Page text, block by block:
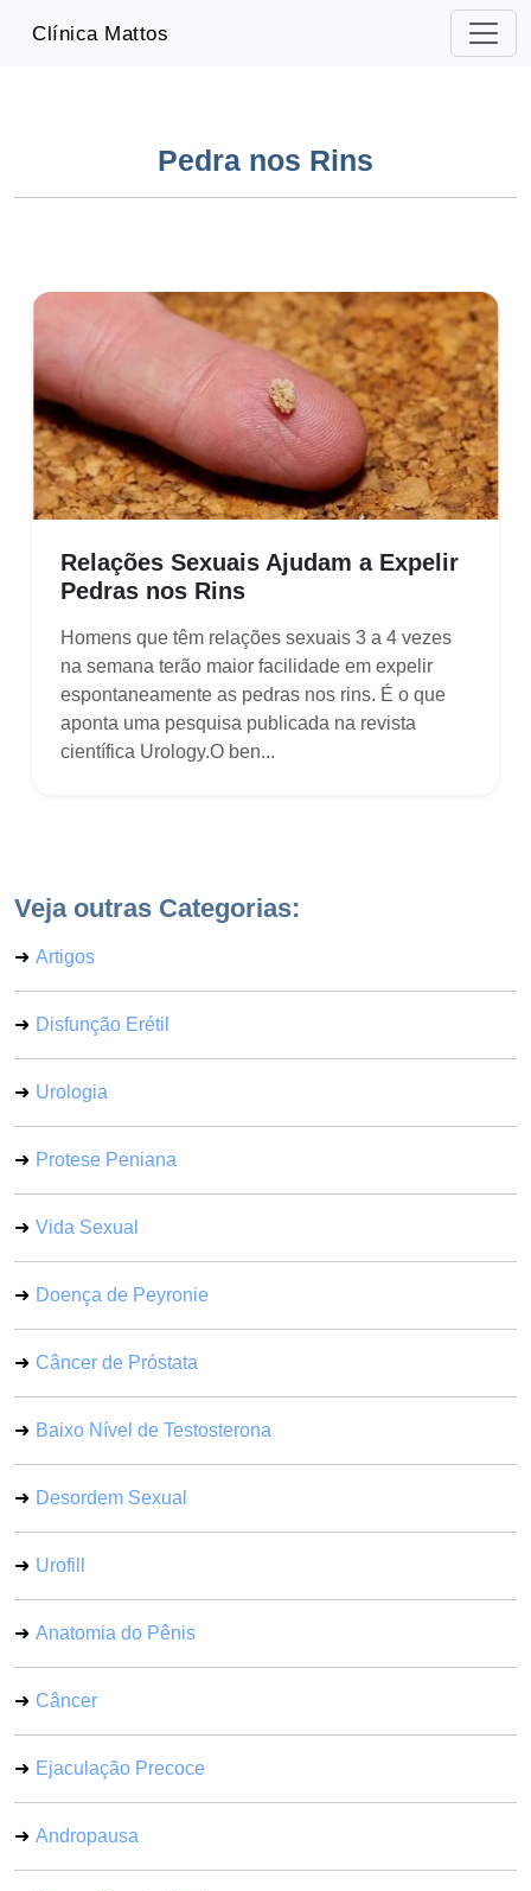
Clínica Mattos
Pedra nos Rins
Relações Sexuais Ajudam a Expelir
Pedras nos Rins
Homens que têm relações sexuais 3 a 4 vezes
na semana terão maior facilidade em expelir
espontaneamente as pedras nos rins. É o que
aponta uma pesquisa publicada na revista
científica Urology.O ben...
Veja outras Categorias:
Artigos
Disfunção Erétil
Urologia
Protese Peniana
Vida Sexual
Doença de Peyronie
Câncer de Próstata
Baixo Nível de Testosterona
Desordem Sexual
Urofill
Anatomia do Pênis
Câncer
Ejaculação Precoce
Andropausa